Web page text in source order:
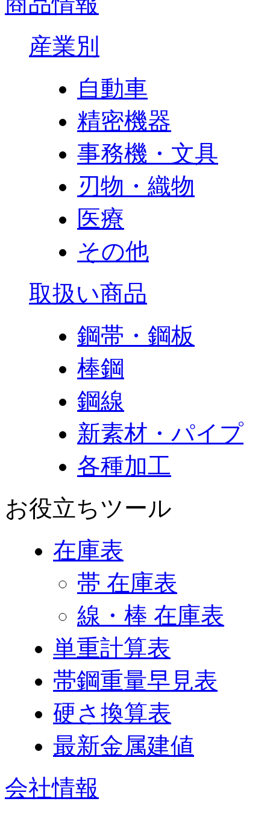
産業別
自動車
精密機器
事務機・文具
刃物・織物
医療
その他
取扱い商品
鋼帯・鋼板
棒鋼
鋼線
新素材・パイプ
各種加工
お役立ちツール
在庫表
帯 在庫表
線・棒 在庫表
単重計算表
帯鋼重量早見表
硬さ換算表
最新金属建値
会社情報